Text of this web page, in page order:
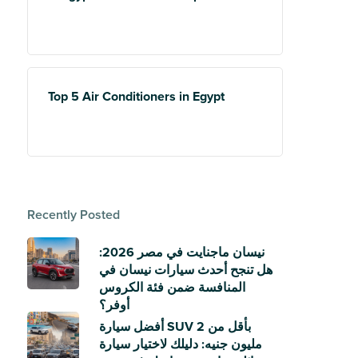
Top 5 Air Conditioners in Egypt
Recently Posted
نيسان ماجنايت في مصر 2026:
هل تنجح أحدث سيارات نيسان في
المنافسة ضمن فئة الكروس
أوفر؟
أفضل سيارة SUV بأقل من 2
مليون جنيه: دليلك لاختيار سيارة